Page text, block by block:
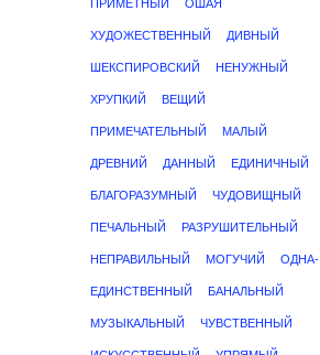
ПРИМЕТНЫЙ ОШАЯ
ХУДОЖЕСТВЕННЫЙ ДИВНЫЙ
ШЕКСПИРОВСКИЙ НЕНУЖНЫЙ
ХРУПКИЙ ВЕЩИЙ
ПРИМЕЧАТЕЛЬНЫЙ МАЛЫЙ
ДРЕВНИЙ ДАННЫЙ ЕДИНИЧНЫЙ
БЛАГОРАЗУМНЫЙ ЧУДОВИЩНЫЙ
ПЕЧАЛЬНЫЙ РАЗРУШИТЕЛЬНЫЙ
НЕПРАВИЛЬНЫЙ МОГУЧИЙ ОДНА-
ЕДИНСТВЕННЫЙ БАНАЛЬНЫЙ
МУЗЫКАЛЬНЫЙ ЧУВСТВЕННЫЙ